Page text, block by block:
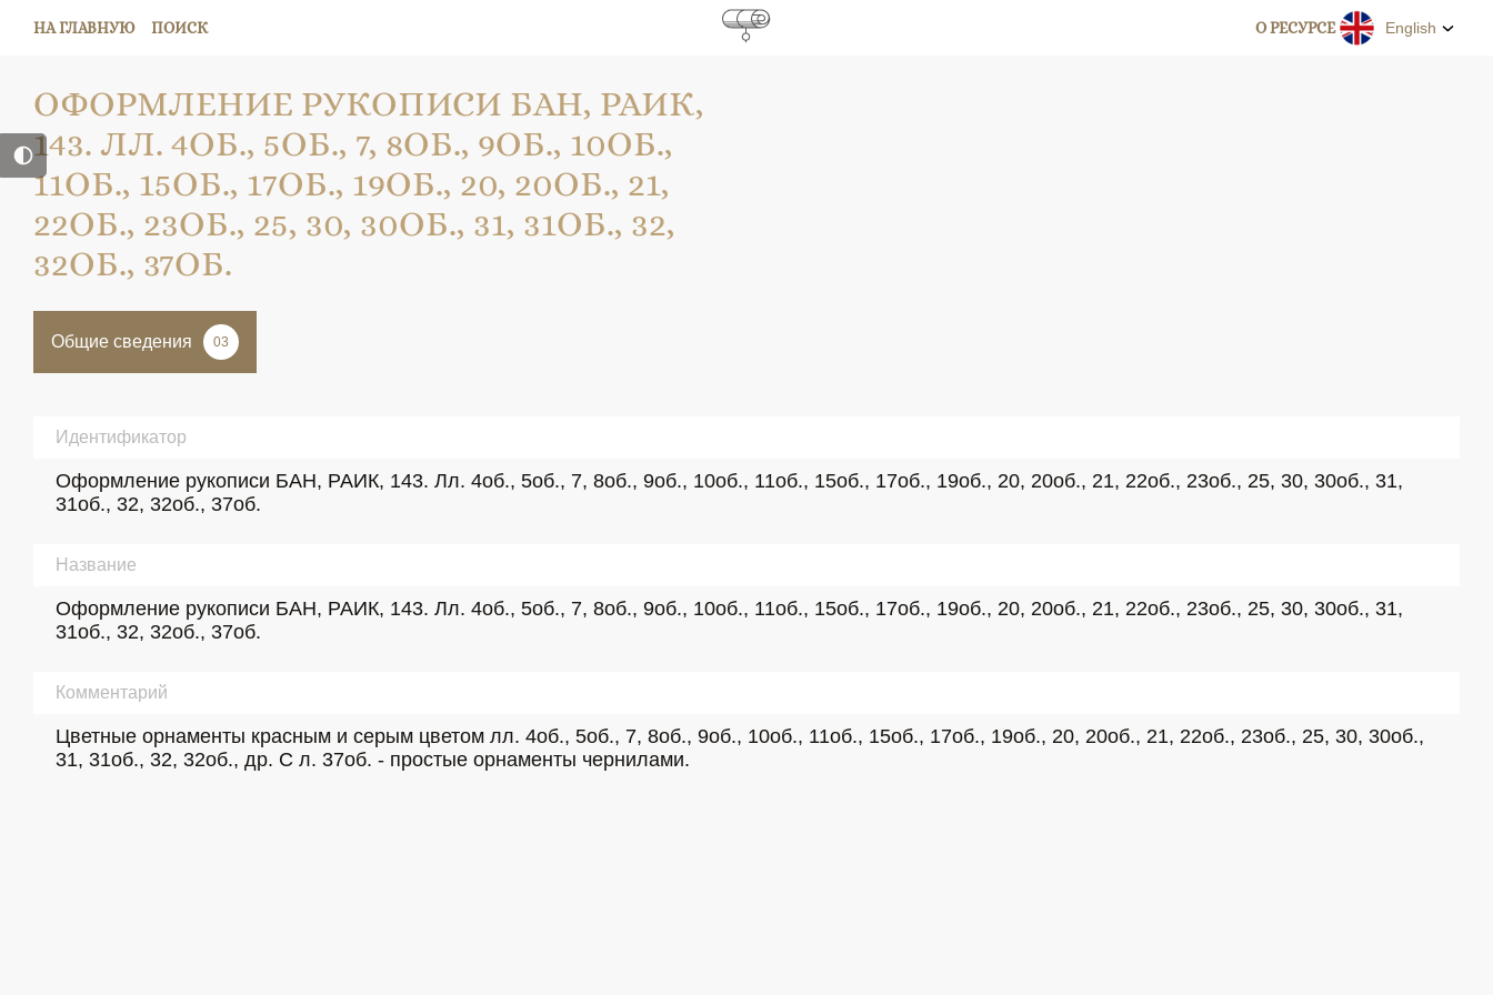
НА ГЛАВНУЮ ПОИСК О РЕСУРСЕ English
ОФОРМЛЕНИЕ РУКОПИСИ БАН, РАИК,
143. ЛЛ. 4ОБ., 5ОБ., 7, 8ОБ., 9ОБ., 10ОБ.,
11ОБ., 15ОБ., 17ОБ., 19ОБ., 20, 20ОБ., 21,
22ОБ., 23ОБ., 25, 30, 30ОБ., 31, 31ОБ., 32,
32ОБ., 37ОБ.
Общие сведения 03
Идентификатор
Оформление рукописи БАН, РАИК, 143. Лл. 4об., 5об., 7, 8об., 9об., 10об., 11об., 15об., 17об., 19об., 20, 20об., 21, 22об., 23об., 25, 30, 30об., 31,
31об., 32, 32об., 37об.
Название
Оформление рукописи БАН, РАИК, 143. Лл. 4об., 5об., 7, 8об., 9об., 10об., 11об., 15об., 17об., 19об., 20, 20об., 21, 22об., 23об., 25, 30, 30об., 31,
31об., 32, 32об., 37об.
Комментарий
Цветные орнаменты красным и серым цветом лл. 4об., 5об., 7, 8об., 9об., 10об., 11об., 15об., 17об., 19об., 20, 20об., 21, 22об., 23об., 25, 30, 30об.,
31, 31об., 32, 32об., др. С л. 37об. - простые орнаменты чернилами.